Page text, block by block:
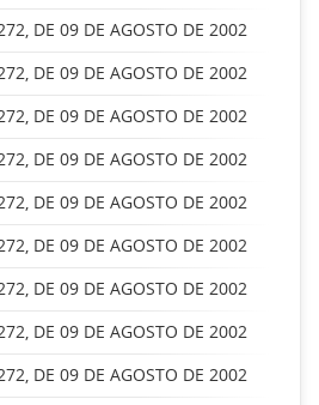
DE 09 DE AGOSTO DE 2002
DE 09 DE AGOSTO DE 2002
DE 09 DE AGOSTO DE 2002
DE 09 DE AGOSTO DE 2002
DE 09 DE AGOSTO DE 2002
DE 09 DE AGOSTO DE 2002
DE 09 DE AGOSTO DE 2002
DE 09 DE AGOSTO DE 2002
DE 09 DE AGOSTO DE 2002